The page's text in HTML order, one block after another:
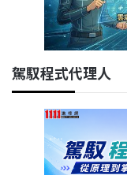
駕馭程式代理人